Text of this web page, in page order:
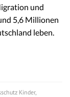
und
5,6 Millionen
leben.
Kinder,